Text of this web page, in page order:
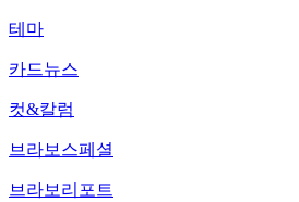
테마
카드뉴스
컷&칼럼
브라보스페셜
브라보리포트